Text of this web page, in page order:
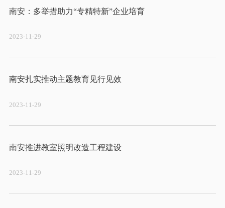
南安：多举措助力“专精特新”企业培育
2023-11-29
2023-11-29
2023-11-29